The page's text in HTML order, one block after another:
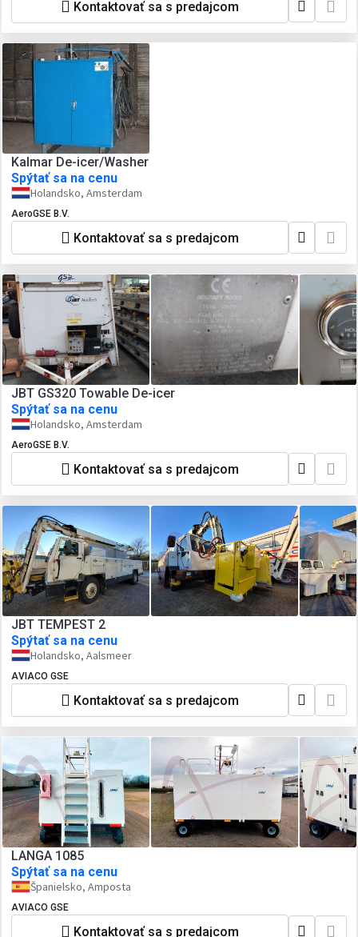
Kontaktovať sa s predajcom
Kalmar De-icer/Washer
Spýtať sa na cenu
Holandsko, Amsterdam
AeroGSE B.V.
Kontaktovať sa s predajcom
JBT GS320 Towable De-icer
Spýtať sa na cenu
Holandsko, Amsterdam
AeroGSE B.V.
Kontaktovať sa s predajcom
JBT TEMPEST 2
Spýtať sa na cenu
Holandsko, Aalsmeer
AVIACO GSE
Kontaktovať sa s predajcom
LANGA 1085
Spýtať sa na cenu
Španielsko, Amposta
AVIACO GSE
Kontaktovať sa s predajcom